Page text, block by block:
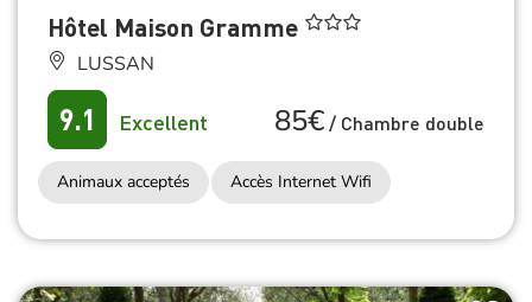
Hôtel Maison Gramme
LUSSAN
9.1 Excellent 85€/ Chambre double
Animaux acceptés Accès Internet Wifi